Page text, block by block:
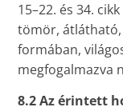
15–22. és 34.
tömör,
formában,
megfogalmazva
8.2 Az érintett